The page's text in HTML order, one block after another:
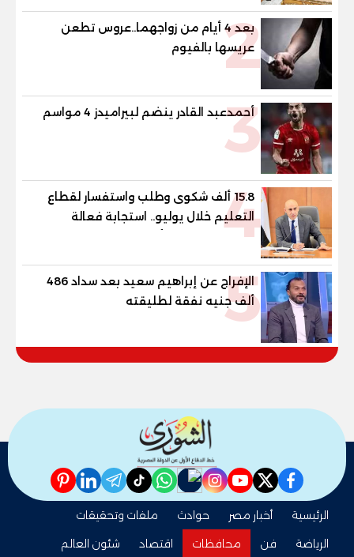
2بعد 4 أيام من زواجهما..عروس تطعن
عريسها بالفيوم
3
أحمدعبد القادر ينضم لبيراميدز 4 مواسم
415.8 ألف شكوى وطلب واستفسار لقطاع
التعليم خلال يوليو.. استجابة فعالة
لشكاوى الطلاب وأولياء الأمور
5
الإفراج عن إبراهيم سعيد بعد سداد 486
ألف جنيه نفقة لطليقته
facebook
twitter
youtube
instagram
nabd
whatsapp
tiktok
telegram
linkedin
pinterest
الرئيسية أخبار مصر حوادث
ملفات وتحقيقات
الرياضة
فن محافظات اقتصاد شئون العالم